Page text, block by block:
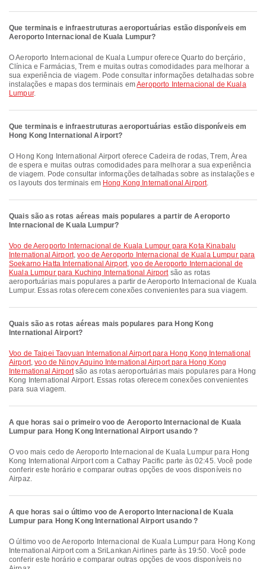
Que terminais e infraestruturas aeroportuárias estão disponíveis em
Aeroporto Internacional de Kuala Lumpur?
O Aeroporto Internacional de Kuala Lumpur oferece Quarto do berçário,
Clínica e Farmácias, Trem e muitas outras comodidades para melhorar a
sua experiência de viagem. Pode consultar informações detalhadas sobre
instalações e mapas dos terminais emAeroporto Internacional de Kuala
Lumpur.
Que terminais e infraestruturas aeroportuárias estão disponíveis em
Hong Kong International Airport?
O Hong Kong International Airport oferece Cadeira de rodas, Trem, Área
de espera e muitas outras comodidades para melhorar a sua experiência
de viagem. Pode consultar informações detalhadas sobre as instalações e
os layouts dos terminais em Hong Kong International Airport.
Quais são as rotas aéreas mais populares a partir de Aeroporto
Internacional de Kuala Lumpur?
voo de Aeroporto Internacional de Kuala Lumpur para Kota Kinabalu
International Airport,voo de Aeroporto Internacional de Kuala Lumpur para
Soekarno Hatta International Airport,voo de Aeroporto Internacional de
Kuala Lumpur para Kuching International Airportsão as rotas
aeroportuárias mais populares a partir de Aeroporto Internacional de Kuala
Lumpur. Essas rotas oferecem conexões convenientes para sua viagem.
Quais são as rotas aéreas mais populares para Hong Kong
International Airport?
voo de Taipei Taoyuan International Airport para Hong Kong International
Airport,voo de Ninoy Aquino International Airport para Hong Kong
International Airportsão as rotas aeroportuárias mais populares para Hong
Kong International Airport. Essas rotas oferecem conexões convenientes
para sua viagem.
A que horas sai o primeiro voo de Aeroporto Internacional de Kuala
Lumpur para Hong Kong International Airport usando ?
O voo mais cedo de Aeroporto Internacional de Kuala Lumpur para Hong
Kong International Airport com a Cathay Pacific parte às 02:45. Você pode
conferir este horário e comparar outras opções de voos disponíveis no
Airpaz.
A que horas sai o último voo de Aeroporto Internacional de Kuala
Lumpur para Hong Kong International Airport usando ?
O último voo de Aeroporto Internacional de Kuala Lumpur para Hong Kong
International Airport com a SriLankan Airlines parte às 19:50. Você pode
conferir este horário e comparar outras opções de voos disponíveis no